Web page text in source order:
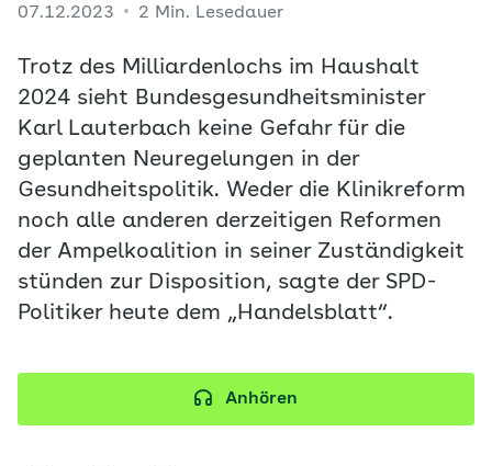
07.12.2023 2 Min. Lesedauer
Trotz des Milliardenlochs im Haushalt
2024 sieht Bundesgesundheitsminister
Karl Lauterbach keine Gefahr für die
geplanten Neuregelungen in der
Gesundheitspolitik. Weder die Klinikreform
noch alle anderen derzeitigen Reformen
der Ampelkoalition in seiner Zuständigkeit
stünden zur Disposition, sagte der SPD-
Politiker heute dem „Handelsblatt“.
Anhören